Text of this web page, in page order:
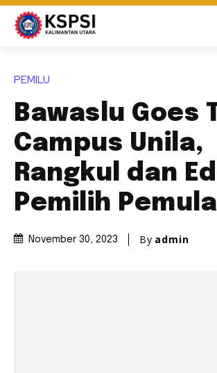
PEMILU
Bawaslu Goes
Campus Unila,
Rangkul dan
Pemilih Pemula
November 30, 2023 By admin